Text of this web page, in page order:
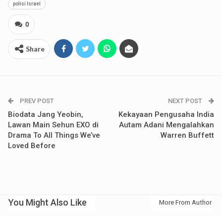
polisi Israel
0
Share
PREV POST
Biodata Jang Yeobin,
Lawan Main Sehun EXO di
Drama To All Things We’ve
Loved Before
NEXT POST
Kekayaan Pengusaha India
Autam Adani Mengalahkan
Warren Buffett
You Might Also Like More From Author